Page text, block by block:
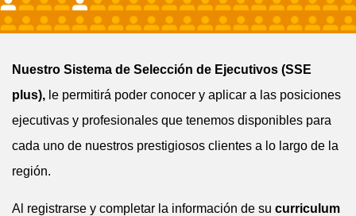
Nuestro Sistema de Selección de Ejecutivos (SSE
plus), le permitirá poder conocer y aplicar a las posiciones
ejecutivas y profesionales que tenemos disponibles para
cada uno de nuestros prestigiosos clientes a lo largo de la
región.
Al registrarse y completar la información de su curriculum